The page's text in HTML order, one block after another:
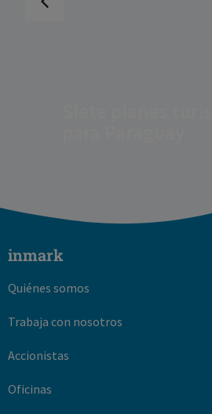
inmark
Quiénes somos
Trabaja con nosotros
Accionistas
Oficinas